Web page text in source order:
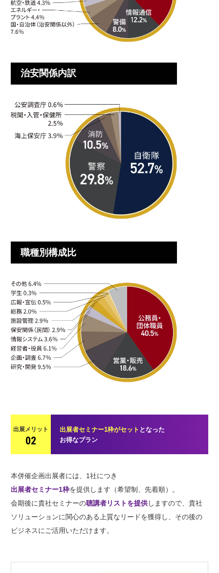
治安関係内訳
職種別構成比
出展メリット
02
出展者セミナー1枠がセット となった
お得なプラン
本併催企画出展者には、1社につき
出展者セミナー1枠を提供します（希望制、先着順）。
会期後に貴社セミナーの聴講者リストを提供しますので、貴社
ソリューションに関心のある上質なリードを獲得し、その後の
ビジネスにご活用いただけます。